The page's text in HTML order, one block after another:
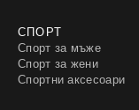
СПОРТ
Спорт за мъже
Спорт за жени
Спортни аксесоари